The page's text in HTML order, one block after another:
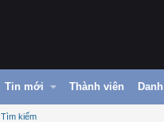
Tin mới Thành viên
Tìm kiếm